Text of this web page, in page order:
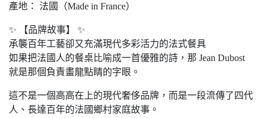
產地： 法國（Made in France）
✨ 【品牌故事】 ✨
承襲百年工藝卻又充滿現代多彩活力的法式餐具
如果把法國人的餐桌比喻成一首優雅的詩，那 Jean Dubost
就是那個負責畫龍點睛的字眼。
這不是一個高高在上的現代奢侈品牌，而是一段流傳了四代
人、長達百年的法國鄉村家庭故事。